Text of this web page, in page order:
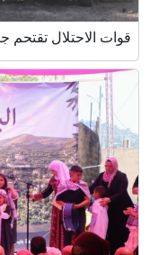
قوات الاحتلال